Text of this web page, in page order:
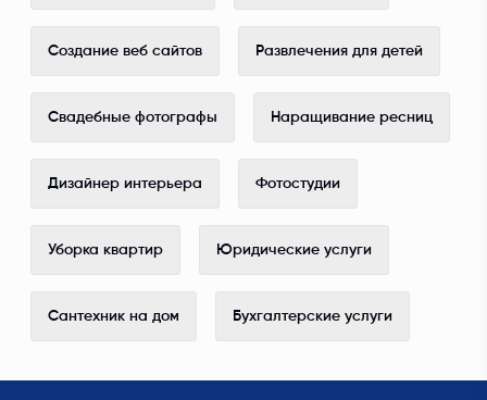
Создание веб сайтов Развлечения для детей
Свадебные фотографы Наращивание ресниц
Дизайнер интерьера Фотостудии
Уборка квартир Юридические услуги
Сантехник на дом Бухгалтерские услуги